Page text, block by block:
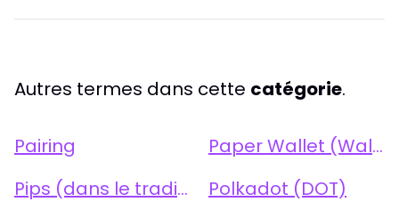
Autres termes dans cette catégorie.
Pairing
Paper Wallet (Wallet Papier)
Pips (dans le trading)
Polkadot (DOT)